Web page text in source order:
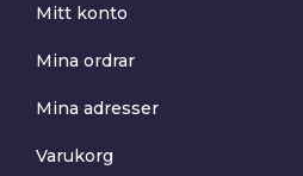
Mitt konto
Mina ordrar
Mina adresser
Varukorg